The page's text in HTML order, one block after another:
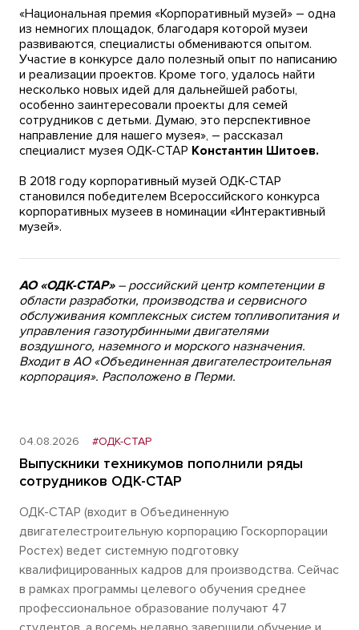
«Национальная премия «Корпоративный музей» – одна
из немногих площадок, благодаря которой музеи
развиваются, специалисты обмениваются опытом.
Участие в конкурсе дало полезный опыт по написанию
и реализации проектов. Кроме того, удалось найти
несколько новых идей для дальнейшей работы,
особенно заинтересовали проекты для семей
сотрудников с детьми. Думаю, это перспективное
направление для нашего музея», – рассказал
специалист музея ОДК-СТАР Константин Шитоев.
В 2018 году корпоративный музей ОДК-СТАР
становился победителем Всероссийского конкурса
корпоративных музеев в номинации «Интерактивный
музей».
АО «ОДК-СТАР»– российский центр компетенции в
области разработки, производства и сервисного
обслуживания комплексных систем топливопитания и
управления газотурбинными двигателями
воздушного, наземного и морского назначения.
Входит в АО «Объединенная двигателестроительная
корпорация». Расположено в Перми.
04.08.2026 #ОДК-СТАР
Выпускники техникумов пополнили ряды
сотрудников ОДК-СТАР
ОДК-СТАР (входит в Объединенную
двигателестроительную корпорацию Госкорпорации
Ростех) ведет системную подготовку
квалифицированных кадров для производства. Сейчас
в рамках программы целевого обучения среднее
профессиональное образование получают 47